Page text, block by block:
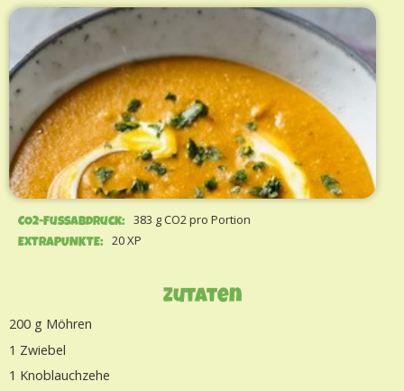
Zutaten
200 g Möhren
1 Zwiebel
1 Knoblauchzehe
CO2-Fussabdruck: 383 g CO2 pro Portion
EXTRAPUNKTE: 20 XP